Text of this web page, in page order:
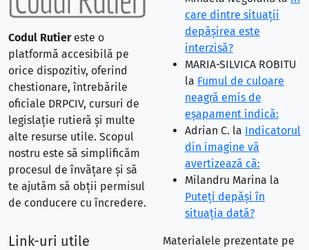
Codul Rutiereste o
platformă accesibilă pe
orice dispozitiv, oferind
chestionare, întrebările
oficiale DRPCIV, cursuri de
legislație rutieră și multe
alte resurse utile. Scopul
nostru este să simplificăm
procesul de învățare și să
te ajutăm să obții permisul
de conducere cu încredere.
care dintre situaţii
depăşirea este
interzisă?
MARIA-SILVICA ROBITU
la Fumul de culoare
neagră emis de
eşapament indică:
Adrian C. la Indicatorul
din imagine vă
avertizează că:
Milandru Marina la
Puteţi depăşi în
situaţia dată?
Link-uri utile
Materialele prezentate pe